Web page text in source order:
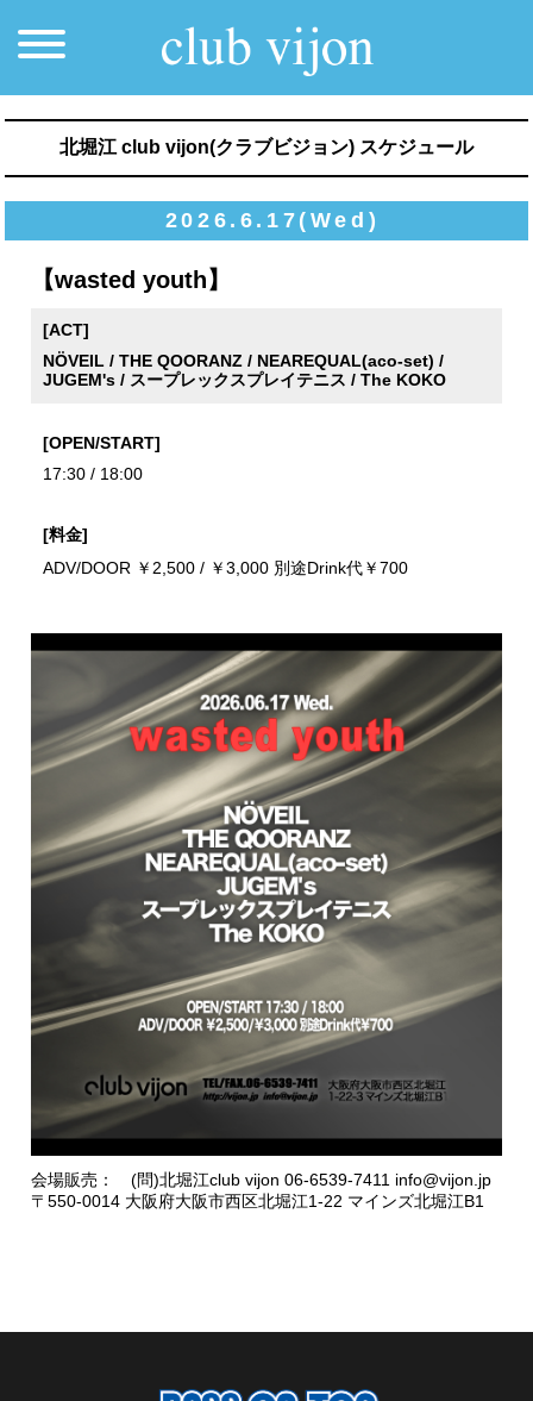
北堀江 club vijon(クラブビジョン) スケジュール
2026.6.17(Wed)
【wasted youth】
[ACT]
NÖVEIL / THE QOORANZ / NEAREQUAL(aco-set) /
JUGEM's / スープレックスプレイテニス / The KOKO
[OPEN/START]
17:30 / 18:00
[料金]
ADV/DOOR ￥2,500 / ￥3,000 別途Drink代￥700
会場販売： (問)北堀江club vijon 06-6539-7411 info@vijon.jp
〒550-0014 大阪府大阪市西区北堀江1-22 マインズ北堀江B1